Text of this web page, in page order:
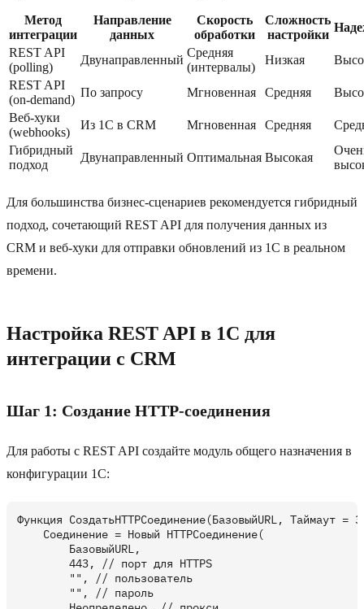
Метод
интеграции
Направление
данных
Скорость
обработки
Сложность
настройки
REST API
(polling)
Двунаправленный
Средняя
(интервалы)
Низкая
REST API
(on-demand)
По запросу Мгновенная Средняя
Веб‑хуки
(webhooks)
Из 1С в CRM Мгновенная Средняя
Гибридный
подход
Двунаправленный Оптимальная Высокая
Для большинства бизнес-сценариев рекомендуется гибридный
подход, сочетающий REST API для получения данных из
CRM и веб‑хуки для отправки обновлений из 1С в реальном
времени.
Настройка REST API в 1С для
интеграции с CRM
Шаг 1: Создание HTTP-соединения
Для работы с REST API создайте модуль общего назначения в
конфигурации 1С:
Функция СоздатьHTTPСоединение(БазовыйURL, Таймаут =
    Соединение = Новый HTTPСоединение(
        БазовыйURL,
        443, // порт для HTTPS
        "", // пользователь
        "", // пароль